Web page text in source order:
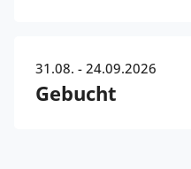
31.08. - 24.09.2026
Gebucht